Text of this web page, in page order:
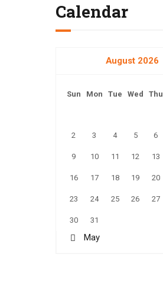
Calendar
August 2026
Sun Mon Tue Wed Thu
2 3 4 5 6
9 10 11 12 13
16 17 18 19 20
23 24 25 26 27
30 31
« May